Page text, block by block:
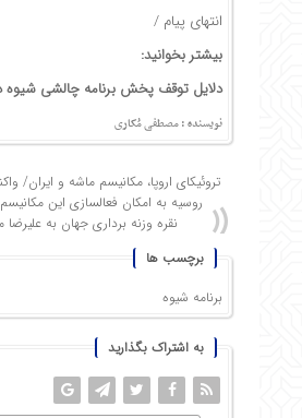
انتهای پیام /
بیشتر بخوانید:
دلایل توقف پخش برنامه چالشی شیوه
نویسنده : مصطفی مُکاری
تروئیکای اروپا، مکانیسم ماشه و ایران/
روسیه به امکان فعالسازی این مکانیسم
نقره وزنه برداری جهان به
برچسب ها
برنامه شیوه
به اشتراک بگذارید